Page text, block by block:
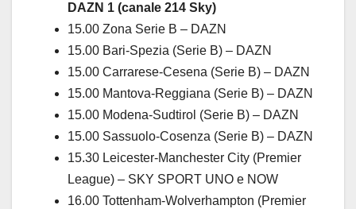
DAZN 1 (canale 214 Sky)
15.00 Zona Serie B – DAZN
15.00 Bari-Spezia (Serie B) – DAZN
15.00 Carrarese-Cesena (Serie B) – DAZN
15.00 Mantova-Reggiana (Serie B) – DAZN
15.00 Modena-Sudtirol (Serie B) – DAZN
15.00 Sassuolo-Cosenza (Serie B) – DAZN
15.30 Leicester-Manchester City (Premier
League) – SKY SPORT UNO e NOW
16.00 Tottenham-Wolverhampton (Premier